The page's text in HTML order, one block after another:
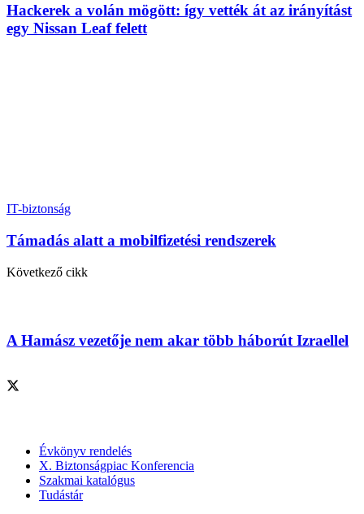
Hackerek a volán mögött: így vették át az irányítást
egy Nissan Leaf felett
IT-biztonság
Támadás alatt a mobilfizetési rendszerek
Következő cikk
A Hamász vezetője nem akar több háborút Izraellel
Évkönyv rendelés
X. Biztonságpiac Konferencia
Szakmai katalógus
Tudástár